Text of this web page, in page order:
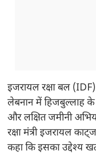
इजरायल रक्षा बल
लेबनान में हिजबुल्लाह के
और लक्षित जमीनी
रक्षा मंत्री इजरायल
कहा कि इसका उद्देश्य